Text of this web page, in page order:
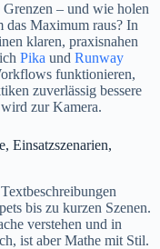
– und wie holen
das Maximum raus? In
klaren, praxisnahen
Pika und Runway
funktionieren,
zuverlässig bessere
zur Kamera.
Einsatzszenarien,
bis zu kurzen Szenen.
verstehen und in
ist aber Mathe mit Stil.